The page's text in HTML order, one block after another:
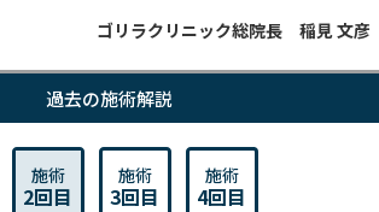
ゴリラクリニック総院長 稲見 文彦
過去の施術解説
施術
2回目
施術
3回目
施術
4回目